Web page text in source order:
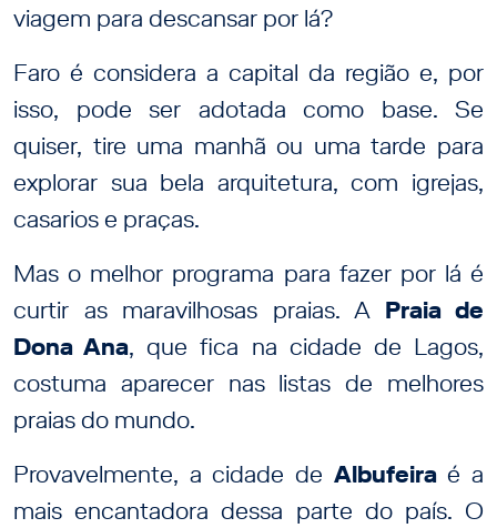
viagem para descansar por lá?
Faro é considera a capital da região e, por
isso, pode ser adotada como base. Se
quiser, tire uma manhã ou uma tarde para
explorar sua bela arquitetura, com igrejas,
casarios e praças.
Mas o melhor programa para fazer por lá é
curtir as maravilhosas praias. A Praia de
Dona Ana, que fica na cidade de Lagos,
costuma aparecer nas listas de melhores
praias do mundo.
Provavelmente, a cidade de Albufeiraé a
mais encantadora dessa parte do país. O